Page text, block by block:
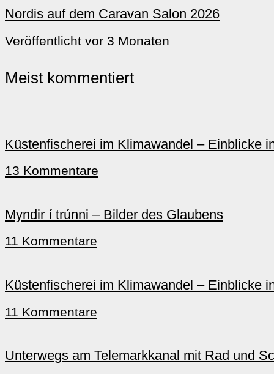
Nordis auf dem Caravan Salon 2026
Veröffentlicht vor 3 Monaten
Meist kommentiert
Küstenfischerei im Klimawandel – Einblicke
13 Kommentare
Myndir í trúnni – Bilder des Glaubens
11 Kommentare
Küstenfischerei im Klimawandel – Einblicke
11 Kommentare
Unterwegs am Telemarkkanal mit Rad und